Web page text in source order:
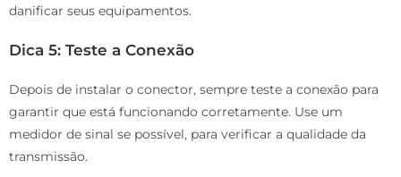
danificar seus equipamentos.
Dica 5: Teste a Conexão
Depois de instalar o conector, sempre teste a conexão para
garantir que está funcionando corretamente. Use um
medidor de sinal se possível, para verificar a qualidade da
transmissão.